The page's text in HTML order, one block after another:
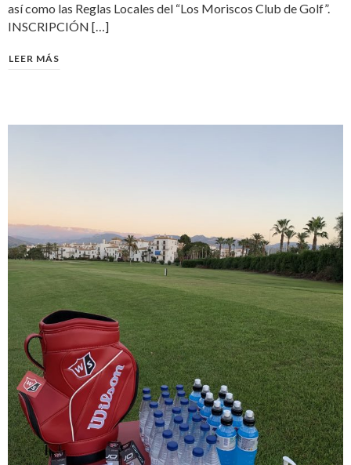
así como las Reglas Locales del “Los Moriscos Club de Golf”.
INSCRIPCIÓN […]
LEER MÁS